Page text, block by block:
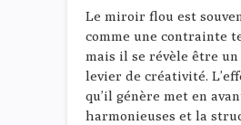
Le miroir flou est
comme une contrainte
mais il se révèle être
levier de créativité.
qu’il génère met en
harmonieuses et la